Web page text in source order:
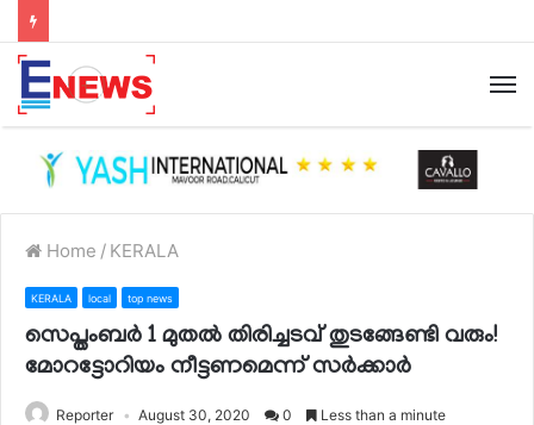
Home / KERALA
KERALA local top news
സെപ്തംബര്‍ 1 മുതല്‍ തിരിച്ചടവ് തുടങ്ങേണ്ടി വരും!
മോറട്ടോറിയം നീട്ടണമെന്ന് സര്‍ക്കാര്‍
Reporter August 30, 2020 0 Less than a minute